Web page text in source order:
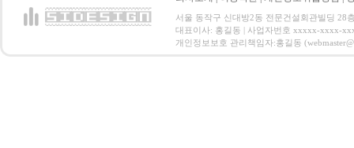
서울 동작구 신대방2동 전문건설회관빌딩 28
대표이사: 홍길동 | 사업자번호 xxxxx-xxxx-
개인정보보호 관리책임자:홍길동